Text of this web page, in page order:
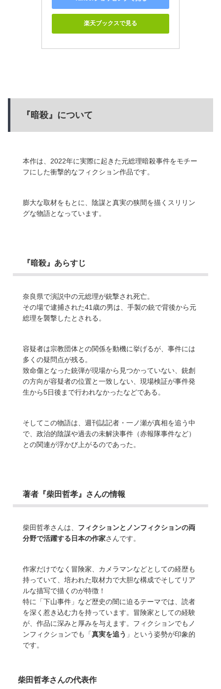
楽天ブックスで見る
『暗殺』について
本作は、2022年に実際に起きた元総理暗殺事件をモチー
フにした衝撃的なフィクション作品です。
膨大な取材をもとに、陰謀と真実の狭間を描くスリリン
グな物語となっています。
『暗殺』あらすじ
奈良県で演説中の元総理が銃撃され死亡。
その場で逮捕された41歳の男は、手製の銃で背後から元
総理を襲撃したとされる。
容疑者は宗教団体との関係を動機に挙げるが、事件には
多くの疑問点が残る。
致命傷となった銃弾が現場から見つかっていない、銃創
の方向が容疑者の位置と一致しない、現場検証が事件発
生から5日後まで行われなかったなどである。
そしてこの物語は、週刊誌記者・一ノ瀬が真相を追う中
で、政治的陰謀や過去の未解決事件（赤報隊事件など）
との関連が浮かび上がるのであった。
著者『柴田哲孝』さんの情報
柴田哲孝さんは、 フィクションとノンフィクションの両
分野で活躍する日本の作家さんです。
作家だけでなく冒険家、カメラマンなどとしての経歴も
持っていて、培われた取材力で大胆な構成でそしてリア
ルな描写で描くのが特徴！
特に「下山事件」など歴史の闇に迫るテーマでは、読者
を深く惹き込む力を持っています。冒険家としての経験
が、作品に深みと厚みを与えます。フィクションでもノ
ンフィクションでも「真実を追う 」という姿勢が印象的
です。
柴田哲孝さんの代表作